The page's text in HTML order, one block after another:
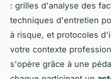
: grilles d'analyse des
techniques d'entretien
à risque, et protocoles
votre contexte
s'opère grâce à une